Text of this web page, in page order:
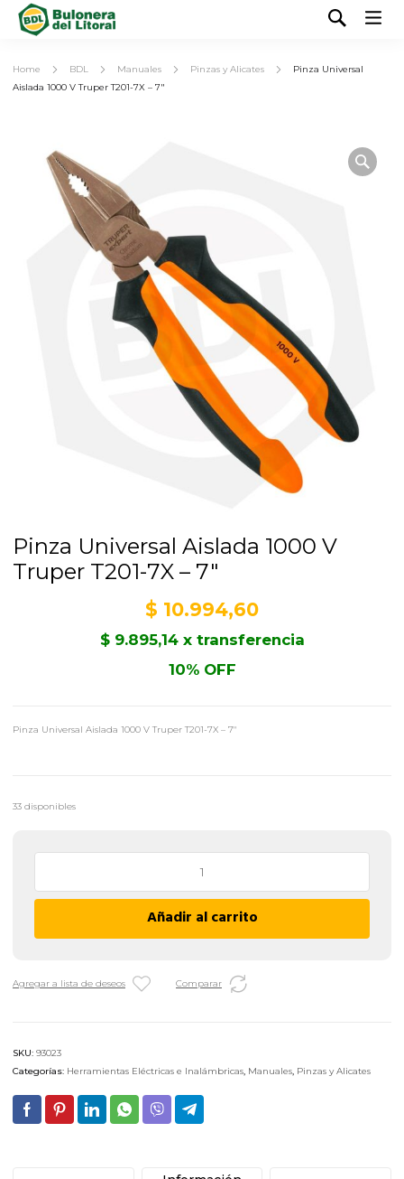
Home BDL Manuales Pinzas y Alicates
Pinza Universal
Aislada 1000 V Truper T201-7X – 7″
Pinza Universal Aislada 1000 V
Truper T201-7X – 7″
$ 10.994,60
$9.895,14x transferencia
10% OFF
Pinza Universal Aislada 1000 V Truper T201-7X – 7″
33 disponibles
Aislada
V
T201-
cantidad
Añadir al carrito
Agregar a lista de deseos Comparar
SKU: 93023
Categorías: Herramientas Eléctricas e Inalámbricas, Manuales, Pinzas y Alicates